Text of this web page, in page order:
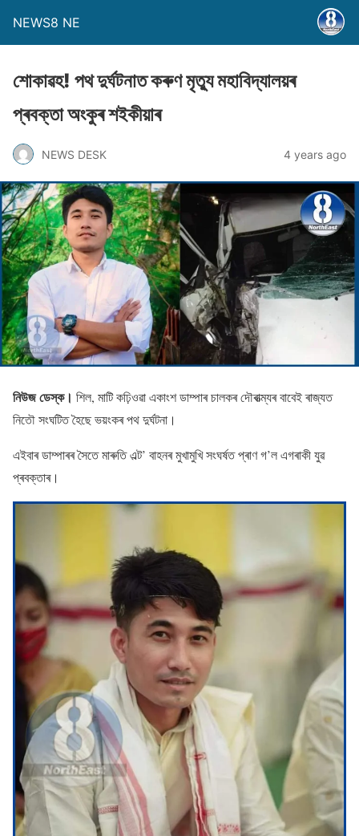
NEWS8 NE
শােকাৱহ! পথ দুৰ্ঘটনাত কৰুণ মৃত্যু মহাবিদ্যালয়ৰ
প্ৰবক্তা অংকুৰ শইকীয়াৰ
NEWS DESK 4 years ago
নিউজ ডেস্ক। শিল, মাটি কঢ়িওৱা একাংশ ডাম্পাৰ চালকৰ দৌৰাত্ম্যৰ বাবেই ৰাজ্যত
নিতৌ সংঘটিত হৈছে ভয়ংকৰ পথ দুৰ্ঘটনা।
এইবাৰ ডাম্পাৰৰ সৈতে মাৰুতি এল্ট’ বাহনৰ মুখামুখি সংঘৰ্ষত প্ৰাণ গ’ল এগৰাকী যুৱ
প্ৰবক্তাৰ।